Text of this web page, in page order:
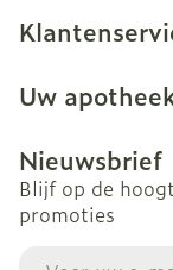
Uw
Nieuwsbrief
Blijf op de
promoties